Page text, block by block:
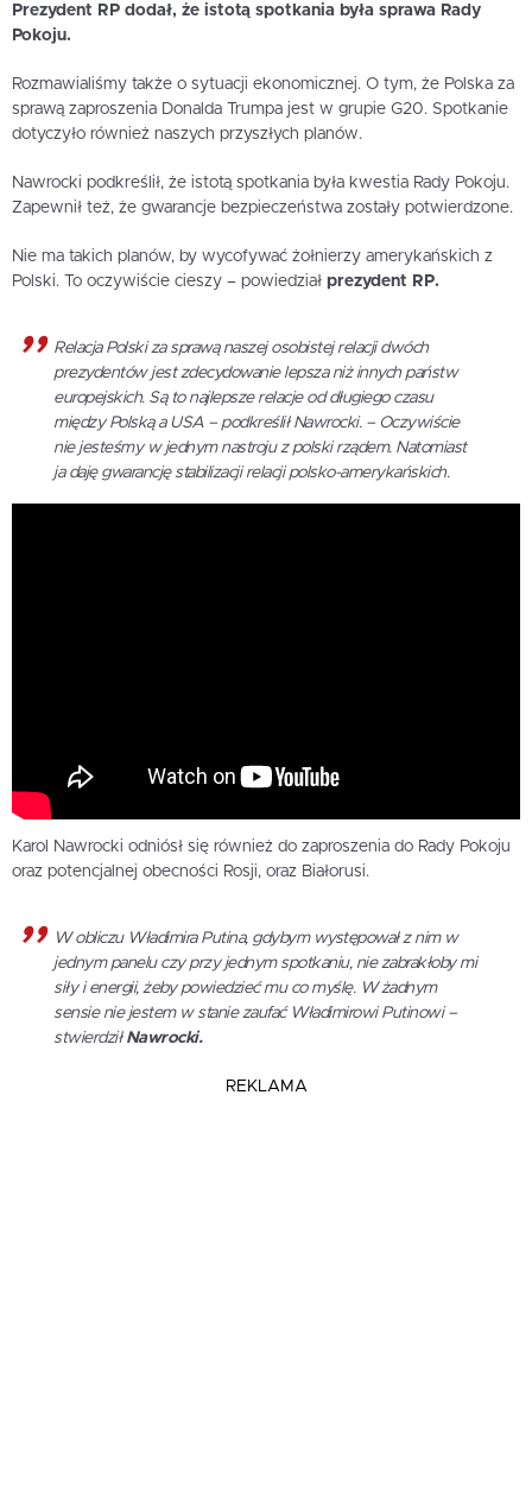
Prezydent RP dodał, że istotą spotkania była sprawa Rady
Pokoju.
Rozmawialiśmy także o sytuacji ekonomicznej. O tym, że Polska za
sprawą zaproszenia Donalda Trumpa jest w grupie G20. Spotkanie
dotyczyło również naszych przyszłych planów.
Nawrocki podkreślił, że istotą spotkania była kwestia Rady Pokoju.
Zapewnił też, że gwarancje bezpieczeństwa zostały potwierdzone.
Nie ma takich planów, by wycofywać żołnierzy amerykańskich z
Polski. To oczywiście cieszy – powiedział prezydent RP.
Relacja Polski za sprawą naszej osobistej relacji dwóch
prezydentów jest zdecydowanie lepsza niż innych państw
europejskich. Są to najlepsze relacje od długiego czasu
między Polską a USA – podkreślił Nawrocki. – Oczywiście
nie jesteśmy w jednym nastroju z polski rządem. Natomiast
ja daję gwarancję stabilizacji relacji polsko-amerykańskich.
Karol Nawrocki odniósł się również do zaproszenia do Rady Pokoju
oraz potencjalnej obecności Rosji, oraz Białorusi.
W obliczu Władimira Putina, gdybym występował z nim w
jednym panelu czy przy jednym spotkaniu, nie zabrakłoby mi
siły i energii, żeby powiedzieć mu co myślę. W żadnym
sensie nie jestem w stanie zaufać Władimirowi Putinowi –
stwierdziłNawrocki.
REKLAMA